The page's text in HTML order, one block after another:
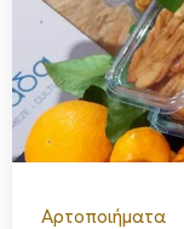
Αρτοποιήματα